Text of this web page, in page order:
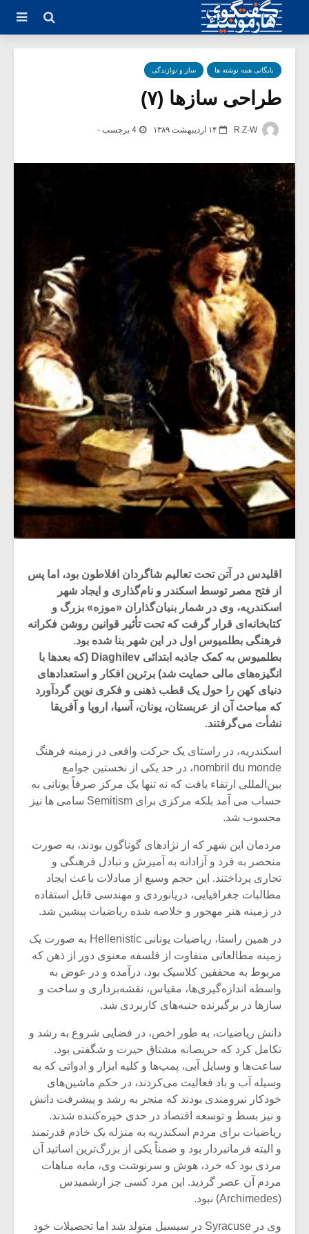
بایگانی همه نوشته ها ساز و نوازندگی
طراحی سازها (۷)
R.Z-W ۱۴ اردیبهشت ۱۳۸۹ 4 برچسب -
اقلیدس در آتن تحت تعالیم شاگردان افلاطون بود، اما پس
از فتح مصر توسط اسکندر و نام‌گذاری و ایجاد شهر
اسکندریه، وی در شمار بنیان‌گذاران «موزه» بزرگ و
کتابخانه‌ای قرار گرفت که تحت تأثیر قوانین روشن فکرانه
فرهنگی بطلمیوس اول در این شهر بنا شده بود.
بطلمیوس به کمک جاذبه ابتدائی Diaghilev (که بعدها با
انگیزه‌های مالی حمایت شد) برترین افکار و استعدادهای
دنیای کهن را حول یک قطب ذهنی و فکری نوین گردآورد
که مباحث آن از عربستان، یونان، آسیا، اروپا و آفریقا
نشأت می‌گرفتند.
اسکندریه، در راستای یک حرکت واقعی در زمینه فرهنگ
nombril du monde، در حد یکی از نخستین جوامع
بین‌المللی ارتقاء یافت که نه تنها یک مرکز صرفاً یونانی به
حساب می آمد بلکه مرکزی برای Semitism سامی ها نیز
محسوب شد.
مردمان این شهر که از نژادهای گوناگون بودند، به صورت
منحصر به ‌فرد و آزادانه به آمیزش و تبادل فرهنگی و
تجاری پرداختند. این حجم وسیع از مبادلات باعث ایجاد
مطالبات جغرافیایی، دریانوردی و مهندسی قابل استفاده
در زمینه هنر مهجور و خلاصه شده ریاضیات پیشین شد.
در همین راستا، ریاضیات یونانی Hellenistic به صورت یک
زمینه مطالعاتی متفاوت از فلسفه معنوی دور از ذهن که
مربوط به محققین کلاسیک بود، درآمده و در عوض به
واسطه اندازه‌گیری‌ها، مقیاس، نقشه‌برداری و ساخت و
سازها در برگیرنده جنبه‌های کاربردی شد.
دانش ریاضیات، به طور اخص، در فضایی شروع به رشد و
تکامل کرد که حریصانه مشتاق حیرت و شگفتی بود.
ساعت‌ها و وسایل آبی، پمپ‌ها و کلیه ابزار و ادواتی که به
وسیله آب و باد فعالیت می‌کردند، در حکم ماشین‌های
خودکار نیرومندی بودند که منجر به رشد و پیشرفت دانش
و نیز بسط و توسعه اقتصاد در حدی خیره‌کننده شدند.
ریاضیات برای مردم اسکندریه به منزله یک خادم قدرتمند
و البته فرمانبردار بود و ضمناً یکی از بزرگ‌ترین اساتید آن
مردی بود که خرد، هوش و سرنوشت وی، مایه مباهات
مردم آن عصر گردید. این مرد کسی جز ارشمیدس
(Archimedes) نبود.
وی در Syracuse در سیسیل متولد شد اما تحصیلات خود
یادداشتی بر موسیقی
متن فیلم «متری
اگر نمی توانی
مشهورترین باشی،
بدنام ترین باش
دوره
موسیقی
برگزار